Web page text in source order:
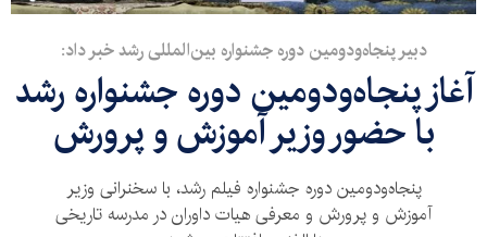
دبیر پنجاه‌و‌دومین دوره جشنواره بین‌المللی رشد خبر داد:
آغاز پنجاه‌و‌دومین دوره جشنواره رشد
با حضور وزیر آموزش و پرورش
پنجاه‌‌ودومین دوره جشنواره فیلم رشد، با سخنرانی وزیر
آموزش و پرورش و معرفی هیات داوران در مدرسه تاریخی